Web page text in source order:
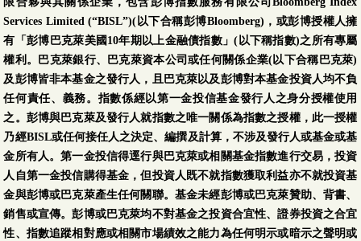
Services Limited (“BISL”)(以下合稱彭博Bloomberg)，或彭博授權人擁
有「彭博巴克萊美國10年期以上金融債指數」(以下稱指數)之所有專屬
權利。巴克萊銀行、巴克萊資本公司或任何關係企業(以下合稱巴克萊)
及彭博皆非本基金之發行人，且巴克萊以及彭博對本基金投資人均不負
任何責任、義務。指數係經以第一金投信基金發行人之身分授權使用
之。彭博與巴克萊及發行人就指數之唯一關係為指數之授權，此一授權
乃經BISL或任何接任人之決定、編撰及計算，不涉及發行人或基金或基
金所有人。第一金投信得逕行與巴克萊或相關基金指數進行交易，投資
人自第一金投信購得基金，但投資人既不就指數獲取利益亦不就投資基
金與彭博或巴克萊產生任何關聯。基金未經彭博或巴克萊贊助、背書、
銷售或宣傳。彭博或巴克萊均不對基金之投資合宜性、證券投資之合宜
性、指數追蹤相對應或相關市場績效之能力為任何明示或暗示之聲明或